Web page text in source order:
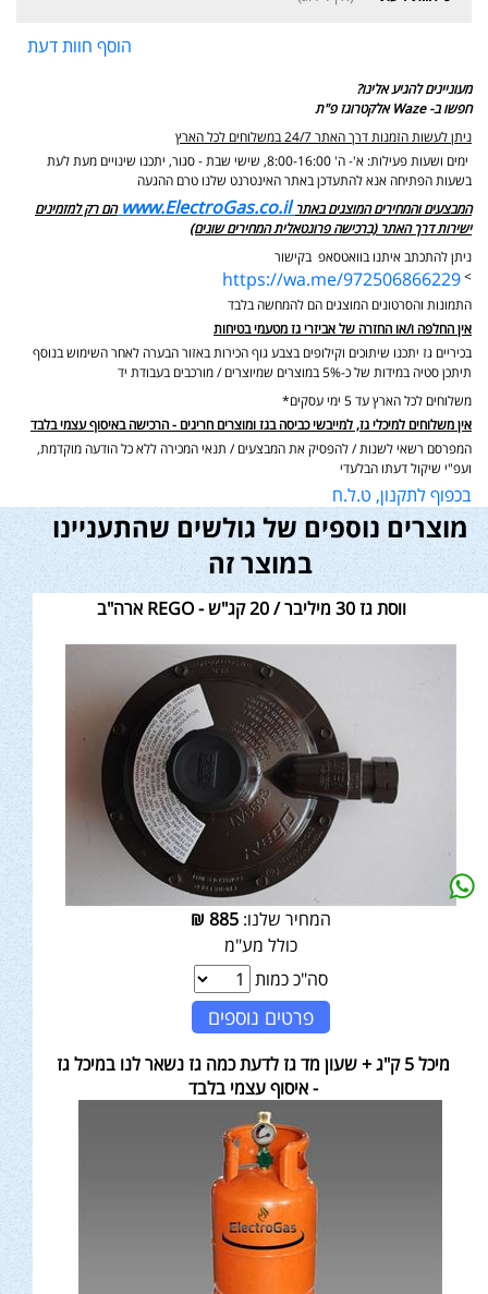
הוסף חוות דעת
מעוניינים להגיע אלינו?
חפשו ב- Waze אלקטרוגז פ"ת
ניתן לעשות הזמנות דרך האתר 24/7 במשלוחים לכל הארץ
ימים ושעות פעילות: א'- ה' 8:00-16:00, שישי שבת - סגור,
יתכנו שינויים מעת לעת
בשעות הפתיחה אנא להתעדכן באתר האינטרנט שלנו טרם ההגעה
המבצעים והמחירים המוצגים באתר www.ElectroGas.co.il הם רק למזמינים
ישירות דרך האתר (ברכישה פרונטאלית המחירים שונים)
ניתן להתכתב איתנו בוואטסאפ בקישור
>
https://wa.me/972506866229
התמונות והסרטונים המוצגים הם להמחשה בלבד
אין החלפה ו/או החזרה של אביזרי גז מטעמי בטיחות
בכיריים גז יתכנו שיתוכים וקילופים בצבע גוף הכירות באזור הבערה לאחר השימוש בנוסף
תיתכן סטיה במידות של כ-5% במוצרים שמיוצרים / מורכבים בעבודת יד
משלוחים לכל הארץ עד 5 ימי עסקים*
אין משלוחים למיכלי גז, למייבשי כביסה בגז ומוצרים חריגים - הרכישה באיסוף עצמי בלבד
המפרסם רשאי לשנות / להפסיק את המבצעים / תנאי המכירה ללא כל הודעה מוקדמת,
ועפ"י שיקול דעתו הבלעדי
בכפוף לתקנון, ט.ל.ח
מוצרים נוספים של גולשים שהתעניינו
במוצר זה
ווסת גז 30 מיליבר / 20 קג"ש - REGO ארה"ב
המחיר שלנו:885
₪
כולל מע"מ
סה"כ כמות
פרטים נוספים
מיכל 5 ק"ג + שעון מד גז לדעת כמה גז נשאר לנו במיכל גז
- איסוף עצמי בלבד